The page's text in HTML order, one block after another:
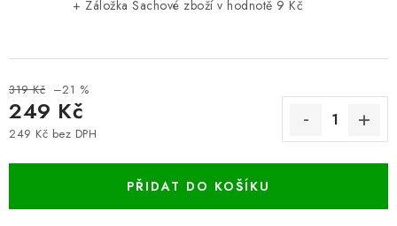
+ Záložka Šachové zboží v hodnotě 9 Kč
319 Kč –21 %
249 Kč
249 Kč bez DPH
PŘIDAT DO KOŠÍKU